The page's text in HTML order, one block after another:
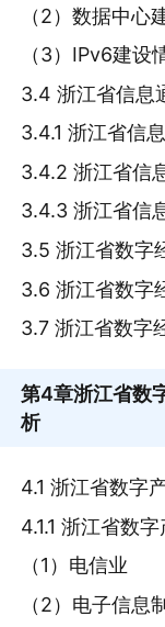
（2）数据中心
（3）IPv6建设
3.4 浙江省信息
3.4.1 浙江省信
3.4.2 浙江省信
3.4.3 浙江省信
3.5 浙江省数字
3.6 浙江省数字
3.7 浙江省数字
第4章浙江省数
析
4.1 浙江省数字
4.1.1 浙江省数
（1）电信业
（2）电子信息